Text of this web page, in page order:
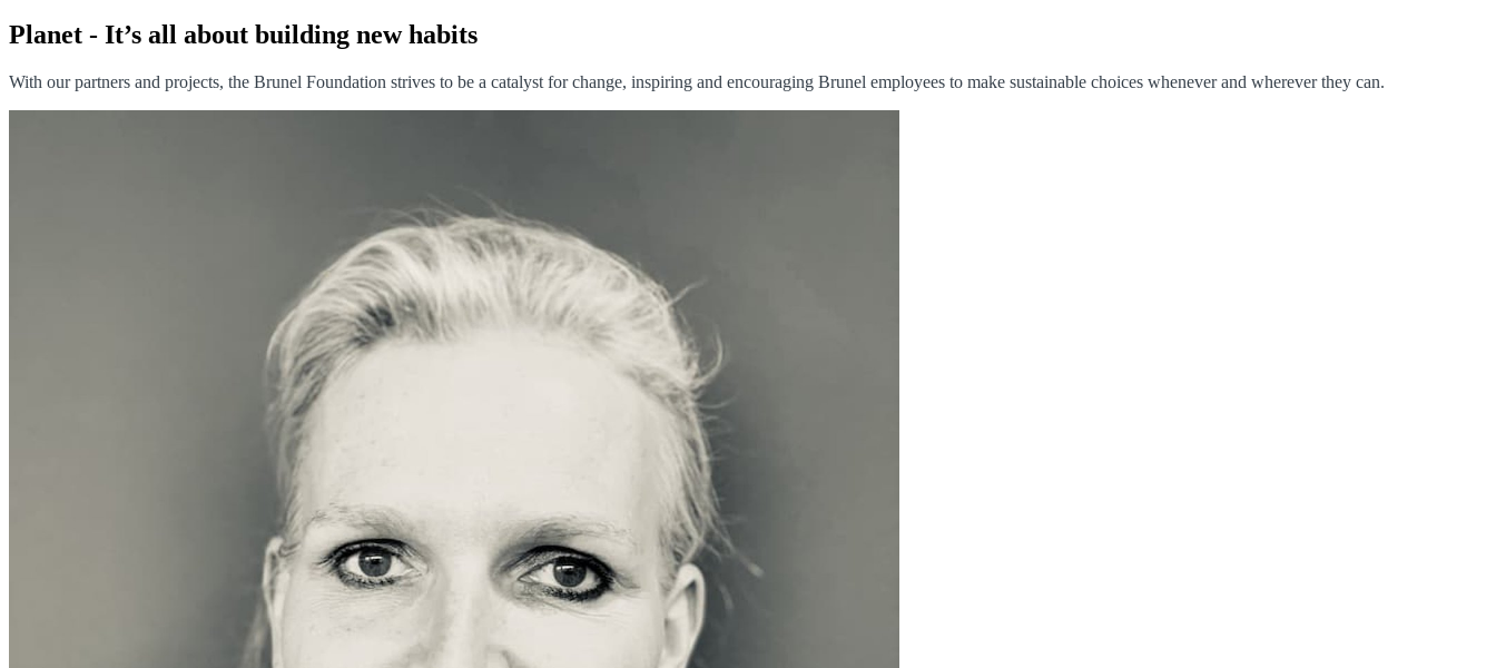
Planet - It’s all about building new habits
With our partners and projects, the Brunel Foundation strives to be a catalyst for change, inspiring and encouraging Brunel employees to make sustainable choices whenever and wherever they can.